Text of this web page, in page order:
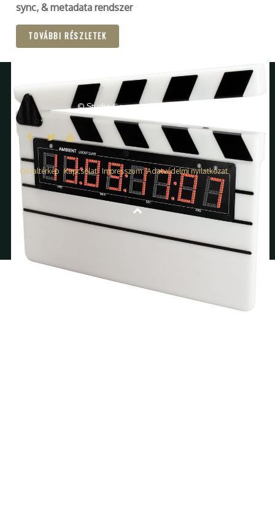
sync, & metadata rendszer
TOVÁBBI RÉSZLETEK
© Studio General Kft. 1999 - 2026
Oldaltérkép Kapcsolat Impresszum Adatvédelmi nyilatkozat